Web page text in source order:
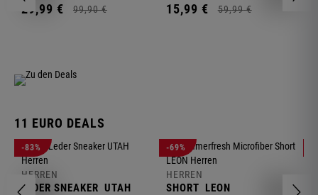
29,99 € 99,90 € 15,99 € 59,99 €
11 EURO DEALS
-83%
HERREN
LEDER SNEAKER UTAH
-69%
HERREN
SHORT LEON